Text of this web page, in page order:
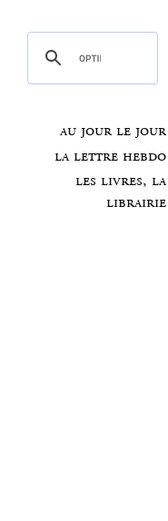
au jour le jour
la lettre hebdo
les livres, la
librairie